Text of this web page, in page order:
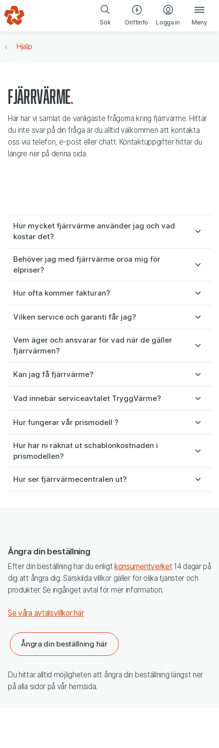
Gå till navigering
Gå till innehåll
Sök Driftinfo Logga in(öppnas i ny
Meny
Hjälp
Fjärrvärme
Här har vi samlat de vanligaste frågorna kring fjärrvärme. Hittar
du inte svar på din fråga är du alltid välkommen att kontakta
oss via telefon, e-post eller chatt. Kontaktuppgifter hittar du
längre ner på denna sida.
Hur mycket fjärrvärme använder jag och vad
kostar det?
Behöver jag med fjärrvärme oroa mig för
elpriser?
Hur ofta kommer fakturan?
Vilken service och garanti får jag?
Vem äger och ansvarar för vad när de gäller
fjärrvärmen?
Kan jag få fjärrvärme?
Vad innebär serviceavtalet TryggVärme?
Hur fungerar vår prismodell ?
Hur har ni räknat ut schablonkostnaden i
prismodellen?
Hur ser fjärrvärmecentralen ut?
Ångra din beställning
Efter din beställning har du enligt konsumentverket 14 dagar på
dig att ångra dig. Särskilda villkor gäller för olika tjänster och
produkter. Se ingånget avtal för mer information.
Se våra avtalsvillkor här
Ångra din beställning här
Du hittar alltid möjligheten att ångra din beställning längst ner
på alla sidor på vår hemsida.